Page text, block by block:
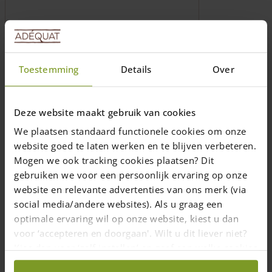
Toestemming Details Over
Deze website maakt gebruik van cookies
We plaatsen standaard functionele cookies om onze
website goed te laten werken en te blijven verbeteren.
Mogen we ook tracking cookies plaatsen? Dit
gebruiken we voor een persoonlijk ervaring op onze
website en relevante advertenties van ons merk (via
social media/andere websites). Als u graag een
optimale ervaring wil op onze website, kiest u dan
voor ‘accepteren en doorgaan'. Wilt u dit liever niet?
Kies dan voor ‘zelf instellen’ en geef aan welke cookies
wij wel mogen verzamelen.
variations.
Les
options
être
choisies
la
page
produit
Vis en acier inoxydable en différentes
dimensions (embout inclus)
Les vis en acier inoxydable sont
protégées contre l'acide tannique dans le
bois de chêne et de châtaignier
plusieurs dimmensions
From 20,00€